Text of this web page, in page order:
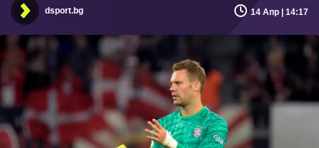
dsport.bg 14 Апр | 14:17